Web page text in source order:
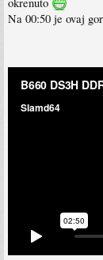
Na 00:50 je ovaj